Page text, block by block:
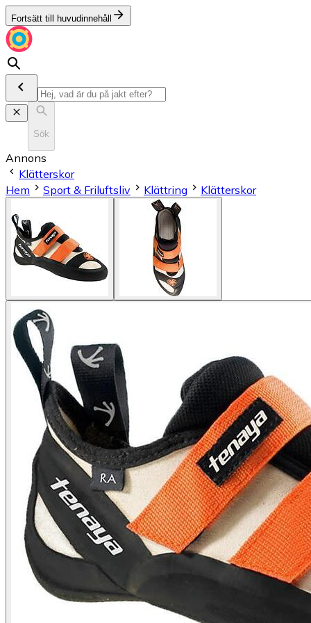
Fortsätt till huvudinnehåll
Sök
Annons
Klätterskor
Hem
Sport & Friluftsliv Klättring Klätterskor